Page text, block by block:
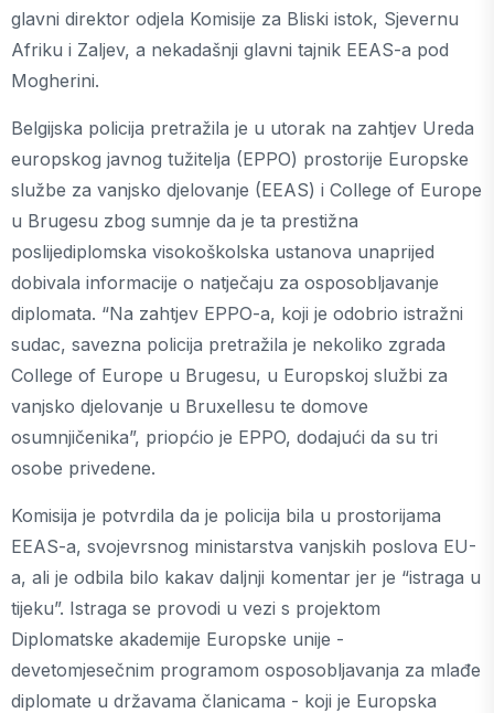
glavni direktor odjela Komisije za Bliski istok, Sjevernu
Afriku i Zaljev, a nekadašnji glavni tajnik EEAS-a pod
Mogherini.
Belgijska policija pretražila je u utorak na zahtjev Ureda
europskog javnog tužitelja (EPPO) prostorije Europske
službe za vanjsko djelovanje (EEAS) i College of Europe
u Brugesu zbog sumnje da je ta prestižna
poslijediplomska visokoškolska ustanova unaprijed
dobivala informacije o natječaju za osposobljavanje
diplomata. “Na zahtjev EPPO-a, koji je odobrio istražni
sudac, savezna policija pretražila je nekoliko zgrada
College of Europe u Brugesu, u Europskoj službi za
vanjsko djelovanje u Bruxellesu te domove
osumnjičenika”, priopćio je EPPO, dodajući da su tri
osobe privedene.
Komisija je potvrdila da je policija bila u prostorijama
EEAS-a, svojevrsnog ministarstva vanjskih poslova EU-
a, ali je odbila bilo kakav daljnji komentar jer je “istraga u
tijeku”. Istraga se provodi u vezi s projektom
Diplomatske akademije Europske unije -
devetomjesečnim programom osposobljavanja za mlađe
diplomate u državama članicama - koji je Europska